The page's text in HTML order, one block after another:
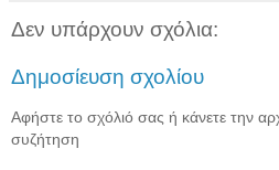
Δεν υπάρχουν σχόλια:
Δημοσίευση σχολίου
Αφήστε το σχόλιό σας ή κάνετε την
συζήτηση